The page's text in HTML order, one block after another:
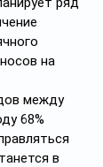
на
между
68%
в